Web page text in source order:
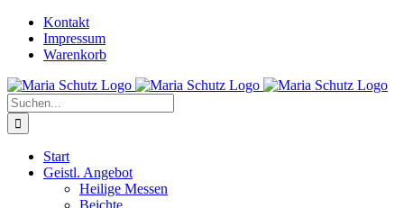
Zum
Inhalt
springen
YouTube
InstagramKontakt
Impressum
Warenkorb
Suche
nach:
Start
Geistl. Angebot
Heilige Messen
Beichte